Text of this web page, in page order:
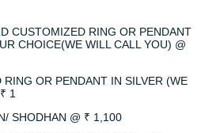
CUSTOMIZED RING OR PENDANT
CHOICE(WE WILL CALL YOU) @
OR PENDANT IN SILVER (WE
1
SHODHAN @ ₹ 1,100